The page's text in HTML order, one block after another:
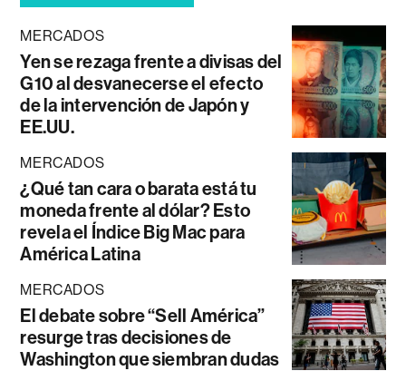
MERCADOS
Yen se rezaga frente a divisas del
G10 al desvanecerse el efecto
de la intervención de Japón y
EE.UU.
MERCADOS
¿Qué tan cara o barata está tu
moneda frente al dólar? Esto
revela el Índice Big Mac para
América Latina
MERCADOS
El debate sobre “Sell América”
resurge tras decisiones de
Washington que siembran dudas